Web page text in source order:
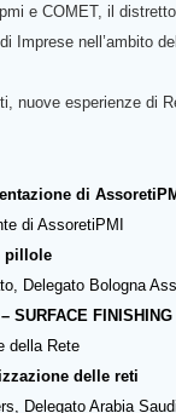
e COMET, il
Imprese nell’ambito
nuove esperienze di
di
di AssoretiPMI
pillole
Delegato Bologna
SURFACE FI NISHING
della Rete
delle reti
Delegato Arabia